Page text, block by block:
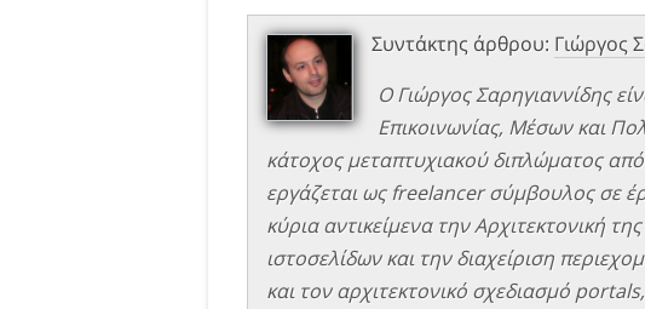
Συντάκτης άρθρου: Γιώργος
Ο Γιώργος Σαρηγιαννίδης
Επικοινωνίας, Μέσων και
κάτοχος μεταπτυχιακού διπλώματος
εργάζεται ως freelancer σύμβουλος σε
κύρια αντικείμενα την Αρχιτεκτονική
ιστοσελίδων και την διαχείριση
και τον αρχιτεκτονικό σχεδιασμό